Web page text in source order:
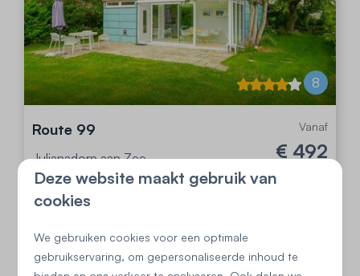
8
Vanaf
€ 492
3 nachten
Route 99
Julianadorp aan Zee
4
2 4
1
Heerlijke serre
Gelijkvloers
Extra privacy
Deze website maakt gebruik van
cookies
We gebruiken cookies voor een optimale
gebruikservaring, om gepersonaliseerde inhoud te